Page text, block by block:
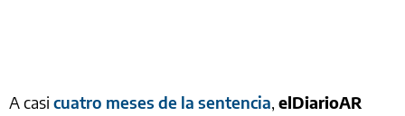
A casi cuatro meses de la sentencia, elDiarioAR